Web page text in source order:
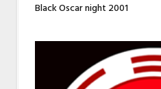
Black Oscar night 2001